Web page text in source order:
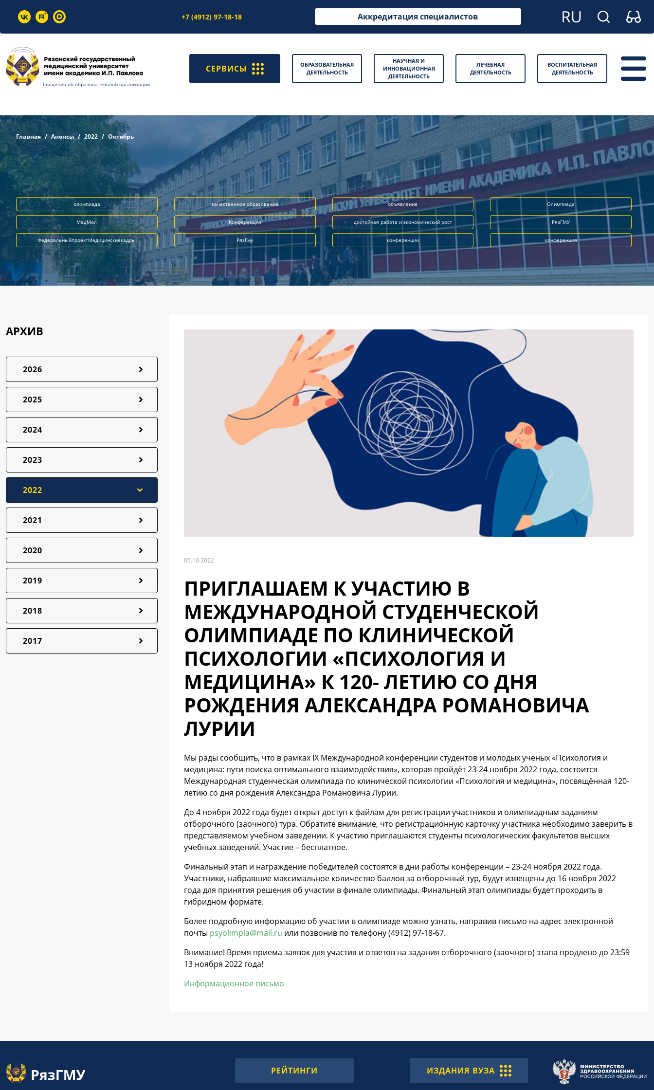
+7 (4912) 97-18-18 Аккредитация специалистов
Сведения об образовательной организации
СЕРВИСЫ
ОБРАЗОВАТЕЛЬНАЯ
ДЕЯТЕЛЬНОСТЬ
НАУЧНАЯ И
ИННОВАЦИОННАЯ
ДЕЯТЕЛЬНОСТЬ
ЛЕЧЕБНАЯ
ДЕЯТЕЛЬНОСТЬ
ВОСПИТАТЕЛЬНАЯ
ДЕЯТЕЛЬНОСТЬ
Главная Анонсы 2022 Октябрь
олимпиада качественное образование объявление Олимпиада
МедМол Конференция достойная работа и экономический рост РязГМУ
ФедеральныйпроектМедицинскиекадры РязГму конференции конференция
АРХИВ
2026
2025
2024
2023
2022
2021
2020
2019
2018
2017
05.10.2022
ПРИГЛАШАЕМ К УЧАСТИЮ В
МЕЖДУНАРОДНОЙ СТУДЕНЧЕСКОЙ
ОЛИМПИАДЕ ПО КЛИНИЧЕСКОЙ
ПСИХОЛОГИИ «ПСИХОЛОГИЯ И
МЕДИЦИНА» К 120- ЛЕТИЮ СО ДНЯ
РОЖДЕНИЯ АЛЕКСАНДРА РОМАНОВИЧА
ЛУРИИ
Мы рады сообщить, что в рамках IX Международной конференции студентов и молодых ученых «Психология и
медицина: пути поиска оптимального взаимодействия», которая пройдёт 23-24 ноября 2022 года, состоится
Международная студенческая олимпиада по клинической психологии «Психология и медицина», посвящённая 120-
летию со дня рождения Александра Романовича Лурии.
До 4 ноября 2022 года будет открыт доступ к файлам для регистрации участников и олимпиадным заданиям
отборочного (заочного) тура. Обратите внимание, что регистрационную карточку участника необходимо заверить в
представляемом учебном заведении. К участию приглашаются студенты психологических факультетов высших
учебных заведений. Участие – бесплатное.
Финальный этап и награждение победителей состоятся в дни работы конференции – 23-24 ноября 2022 года.
Участники, набравшие максимальное количество баллов за отборочный тур, будут извещены до 16 ноября 2022
года для принятия решения об участии в финале олимпиады. Финальный этап олимпиады будет проходить в
гибридном формате.
Более подробную информацию об участии в олимпиаде можно узнать, направив письмо на адрес электронной
почты psyolimpia@mail.ru или позвонив по телефону (4912) 97-18-67.
Внимание! Время приема заявок для участия и ответов на задания отборочного (заочного) этапа продлено до 23:59
13 ноября 2022 года!
Информационное письмо
РЕЙТИНГИ ИЗДАНИЯ ВУЗА